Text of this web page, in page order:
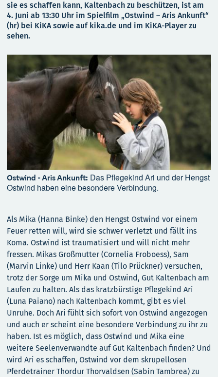
sie es schaffen kann, Kaltenbach zu beschützen, ist am
4. Juni ab 13:30 Uhr im Spielfilm „Ostwind – Aris Ankunft“
(hr) bei KiKA sowie auf kika.de und im KiKA-Player zu
sehen.
Ostwind - Aris Ankunft: Das Pflegekind Ari und der Hengst
Ostwind haben eine besondere Verbindung.
Als Mika (Hanna Binke) den Hengst Ostwind vor einem
Feuer retten will, wird sie schwer verletzt und fällt ins
Koma. Ostwind ist traumatisiert und will nicht mehr
fressen. Mikas Großmutter (Cornelia Froboess), Sam
(Marvin Linke) und Herr Kaan (Tilo Prückner) versuchen,
trotz der Sorge um Mika und Ostwind, Gut Kaltenbach am
Laufen zu halten. Als das kratzbürstige Pflegekind Ari
(Luna Paiano) nach Kaltenbach kommt, gibt es viel
Unruhe. Doch Ari fühlt sich sofort von Ostwind angezogen
und auch er scheint eine besondere Verbindung zu ihr zu
haben. Ist es möglich, dass Ostwind und Mika eine
weitere Seelenverwandte auf Gut Kaltenbach finden? Und
wird Ari es schaffen, Ostwind vor dem skrupellosen
Pferdetrainer Thordur Thorvaldsen (Sabin Tambrea) zu